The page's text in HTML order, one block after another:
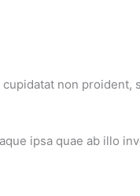
non
ipsa quae ab illo